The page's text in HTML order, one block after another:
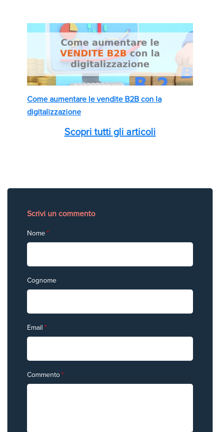
Come aumentare le vendite B2B con la
digitalizzazione
Scopri tutti gli articoli
Scrivi un commento
Nome*
Cognome
Email *
Commento*